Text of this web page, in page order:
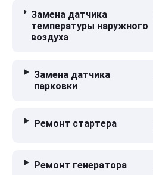
Замена датчика
температуры наружного
воздуха
Замена датчика
парковки
Ремонт стартера
Ремонт генератора